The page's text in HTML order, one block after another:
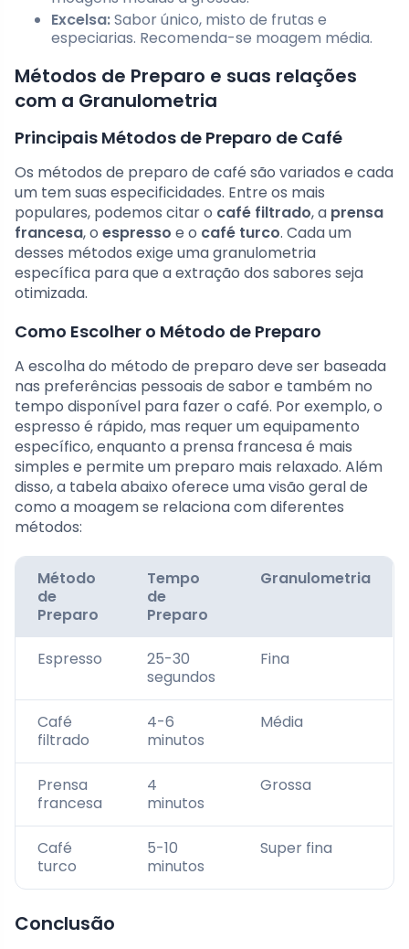
Excelsa:Sabor único, misto de frutas e
especiarias. Recomenda-se moagem média.
Métodos de Preparo e suas relações
com a Granulometria
Principais Métodos de Preparo de Café
Os métodos de preparo de café são variados e cada
um tem suas especificidades. Entre os mais
populares, podemos citar o café filtrado, a prensa
francesa, o espresso e o café turco. Cada um
desses métodos exige uma granulometria
específica para que a extração dos sabores seja
otimizada.
Como Escolher o Método de Preparo
A escolha do método de preparo deve ser baseada
nas preferências pessoais de sabor e também no
tempo disponível para fazer o café. Por exemplo, o
espresso é rápido, mas requer um equipamento
específico, enquanto a prensa francesa é mais
simples e permite um preparo mais relaxado. Além
disso, a tabela abaixo oferece uma visão geral de
como a moagem se relaciona com diferentes
métodos:
Método
de
Preparo
Tempo
de
Preparo
Granulometria
Espresso
25-30
segundos
Fina
Café
filtrado
4-6
minutos
Média
Prensa
francesa
4
minutos
Grossa
Café
turco
5-10
minutos
Super fina
Conclusão